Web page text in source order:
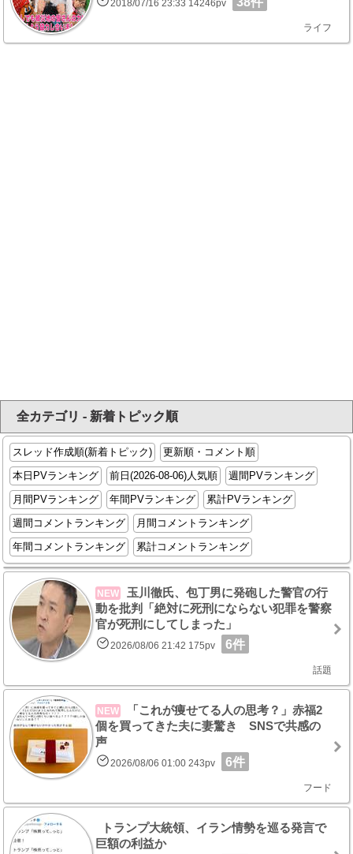
2018/07/16 23:33 14246pv
ライフ
全カテゴリ - 新着トピック順
スレッド作成順(新着トピック)
更新順・コメント順
本日PVランキング
前日(2026-08-06)人気順
週間PVランキング
月間PVランキング
年間PVランキング
累計PVランキング
週間コメントランキング
月間コメントランキング
年間コメントランキング
累計コメントランキング
NEW
玉川徹氏、包丁男に発砲した警官の行
動を批判「絶対に死刑にならない犯罪を警察
官が死刑にしてしまった」
2026/08/06 21:42 175pv 6件
話題
NEW
「これが痩せてる人の思考？」赤福2
個を買ってきた夫に妻驚き SNSで共感の
声
2026/08/06 01:00 243pv 6件
フード
トランプ大統領、イラン情勢を巡る発言で
巨額の利益か